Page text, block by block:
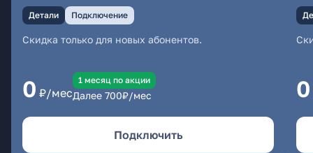
Детали Подключение
Скидка только для новых абонентов.
0 ₽/мес
1 месяц по акции
Далее 700₽/мес
Подключить
0